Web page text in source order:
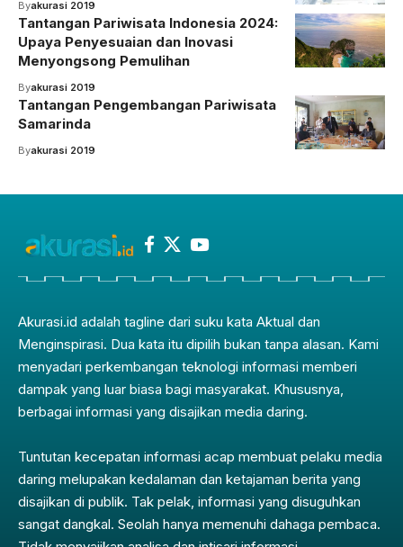
Byakurasi 2019
Tantangan Pariwisata Indonesia 2024:
Upaya Penyesuaian dan Inovasi
Menyongsong Pemulihan
Byakurasi 2019
Tantangan Pengembangan Pariwisata
Samarinda
Byakurasi 2019
Akurasi.id adalah tagline dari suku kata Aktual dan
Menginspirasi. Dua kata itu dipilih bukan tanpa alasan. Kami
menyadari perkembangan teknologi informasi memberi
dampak yang luar biasa bagi masyarakat. Khususnya,
berbagai informasi yang disajikan media daring.
Tuntutan kecepatan informasi acap membuat pelaku media
daring melupakan kedalaman dan ketajaman berita yang
disajikan di publik. Tak pelak, informasi yang disuguhkan
sangat dangkal. Seolah hanya memenuhi dahaga pembaca.